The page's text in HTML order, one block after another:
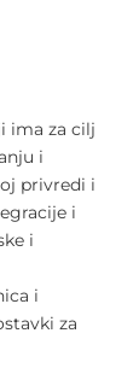
ima za cilj
i
privredi i
i
i
i
za